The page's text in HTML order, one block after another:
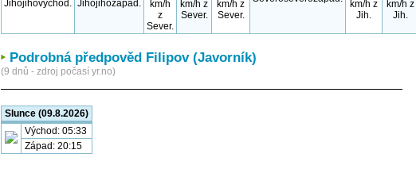
Podrobná předpověd Filipov (Javorník)
(9 dnů - zdroj počasí yr.no)
Slunce (09.8.2026)
Východ: 05:33
Západ: 20:15